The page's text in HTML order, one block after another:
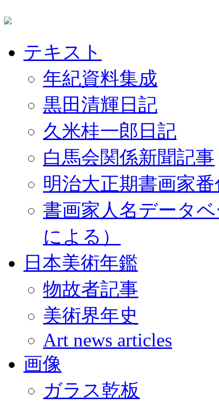
テキスト
年紀資料集成
黒田清輝日記
久米桂一郎日記
白馬会関係新聞記事
明治大正期書画家
書画家人名データ
による）
日本美術年鑑
物故者記事
美術界年史
Art news articles
画像
ガラス乾板